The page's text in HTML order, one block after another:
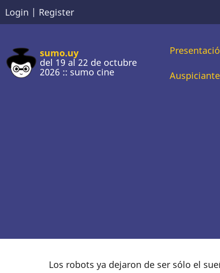
Pasar
al
principal
Login | Register
sumo.uy
del 19 al 22 de octubre
2026 :: sumo cine
Main
Los robots ya dejaron de ser sólo el